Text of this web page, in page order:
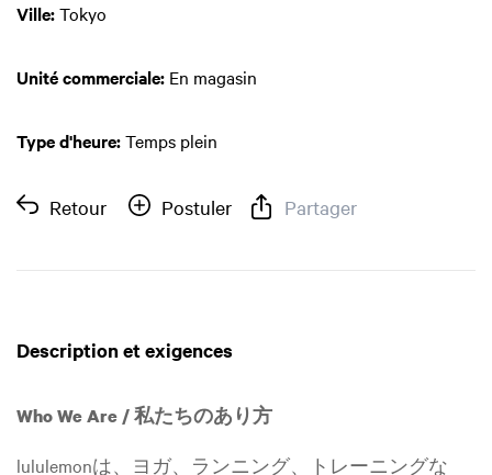
Ville:Tokyo
Unité commerciale: En magasin
Type d'heure:Temps plein
Retour Postuler Partager
Description et exigences
Who We Are / 私たちのあり方
lululemonは、ヨガ、ランニング、トレーニングな